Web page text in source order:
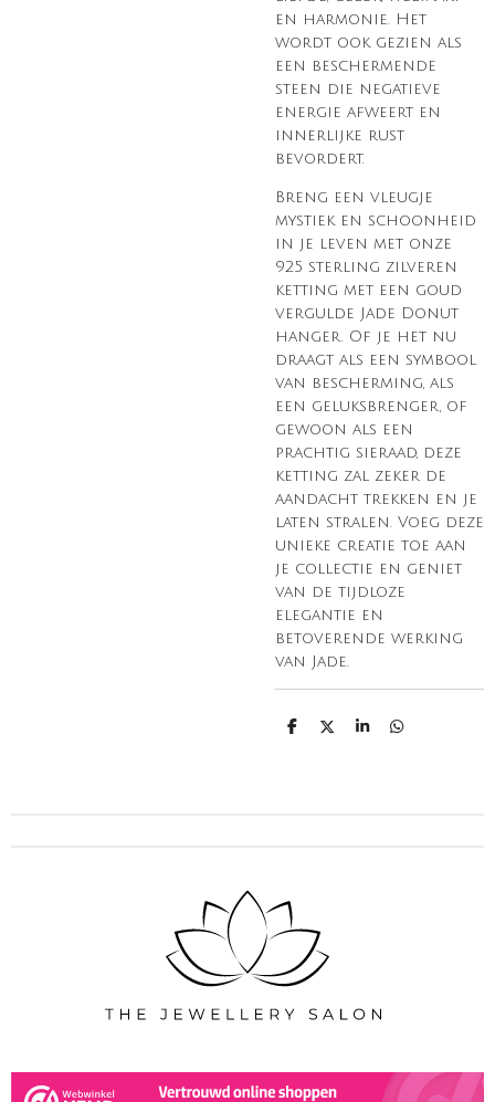
en harmonie. Het
wordt ook gezien als
een beschermende
steen die negatieve
energie afweert en
innerlijke rust
bevordert.
Breng een vleugje
mystiek en schoonheid
in je leven met onze
925 sterling zilveren
ketting met een goud
vergulde Jade Donut
hanger. Of je het nu
draagt als een symbool
van bescherming, als
een geluksbrenger, of
gewoon als een
prachtig sieraad, deze
ketting zal zeker de
aandacht trekken en je
laten stralen. Voeg deze
unieke creatie toe aan
je collectie en geniet
van de tijdloze
elegantie en
betoverende werking
van Jade.
D
D
S
D